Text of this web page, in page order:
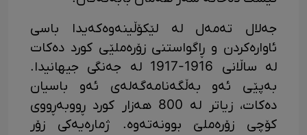
جەلال تەمەل لە لێکۆڵینەوەکەیدا باسی
ئاوارەکردن و ڕاگواستنی زۆرەملێی کورد دەکات
لە ساڵانی 1916-1917 لە جەنگی جیهانیدا.
بەپێی ئەو بەڵگەنامەگەلەی ئەو باسیان
دەکات، زیاتر لە 800 هەزار کورد ڕووبەڕووی
کۆچی زۆرەملێ بوونەتەوە. ژمارەیەکی زۆر